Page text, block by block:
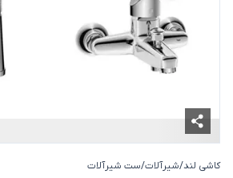
کاشی لند/شیرآلات/ست شیرآلات